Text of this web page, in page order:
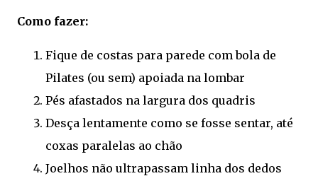
Como fazer:
Fique de costas para parede com bola de
Pilates (ou sem) apoiada na lombar
Pés afastados na largura dos quadris
Desça lentamente como se fosse sentar, até
coxas paralelas ao chão
Joelhos não ultrapassam linha dos dedos